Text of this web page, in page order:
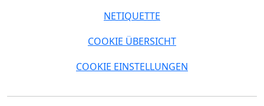
NETIQUETTE
COOKIE ÜBERSICHT
COOKIE EINSTELLUNGEN